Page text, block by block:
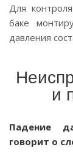
Для
баке
давления
и
Падение
говорит о